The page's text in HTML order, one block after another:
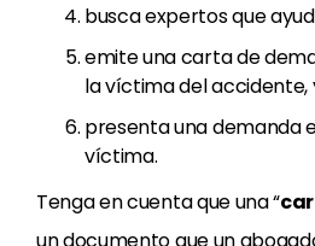
busca expertos que
emite una carta de
la víctima del accidente,
presenta una demanda
víctima.
Tenga en cuenta que una “